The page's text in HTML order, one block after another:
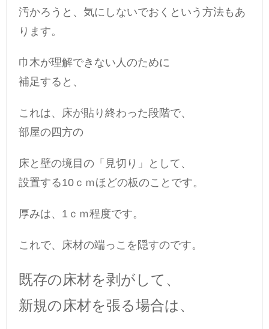
汚かろうと、気にしないでおくという方法もあ
ります。
巾木が理解できない人のために
補足すると、
これは、床が貼り終わった段階で、
部屋の四方の
床と壁の境目の「見切り」として、
設置する10ｃｍほどの板のことです。
厚みは、1ｃｍ程度です。
これで、床材の端っこを隠すのです。
既存の床材を剥がして、
新規の床材を張る場合は、